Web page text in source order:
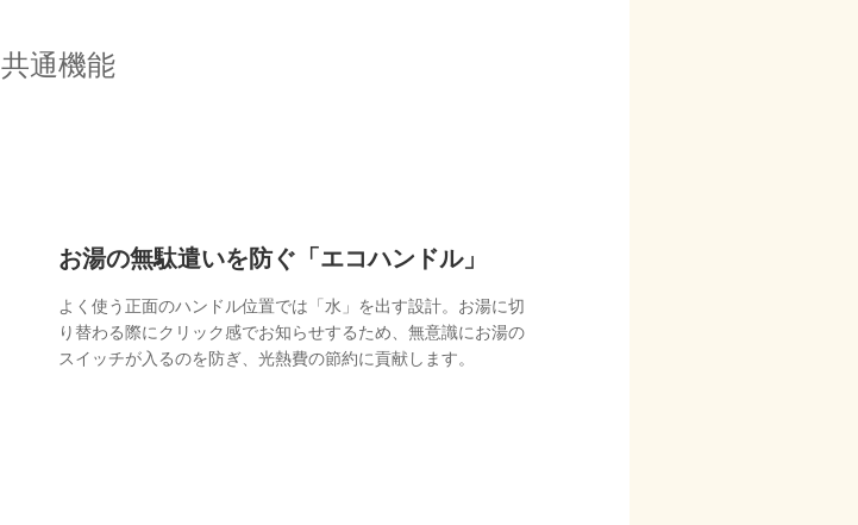
TOP
COMPANY
会社概要
共通機能
お湯の無駄遣いを防ぐ「エコハンドル」
よく使う正面のハンドル位置では「水」を出す設計。お湯に切
り替わる際にクリック感でお知らせするため、無意識にお湯の
スイッチが入るのを防ぎ、光熱費の節約に貢献します。